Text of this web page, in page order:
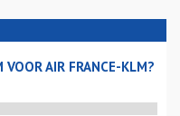
VOOR AIR FRANCE-KLM?